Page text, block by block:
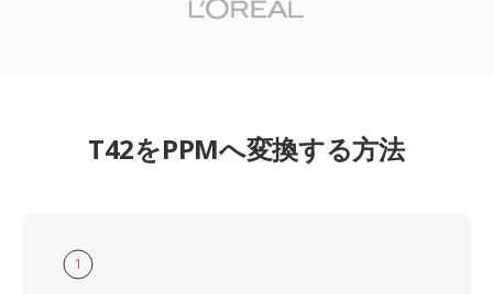
T42をPPMへ変換する方法
1